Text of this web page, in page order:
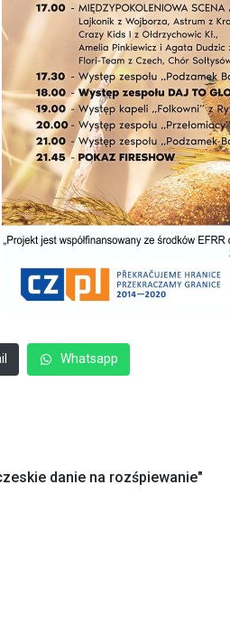
Whatsapp
danie na rozśpiewanie"